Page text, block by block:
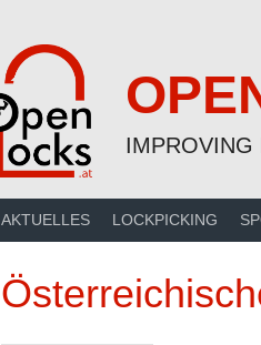
IMPROVING
AKTUELLES LOCKPICKING